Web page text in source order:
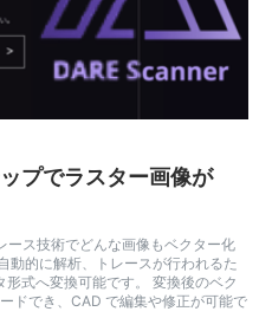
プでラスター画像が
ース技術でどんな画像もベクター化
動的に解析、トレースが行われるた
式へ変換可能です。 変換後のベク
ドでき、CAD で編集や修正が可能で